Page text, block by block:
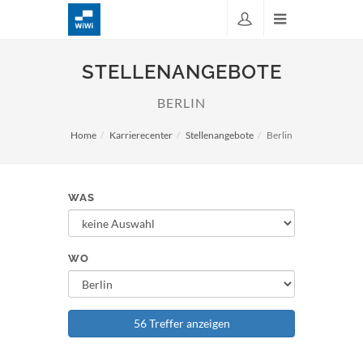
STELLENANGEBOTE
BERLIN
Home Karrierecenter Stellenangebote Berlin
WAS
WO
56 Treffer anzeigen